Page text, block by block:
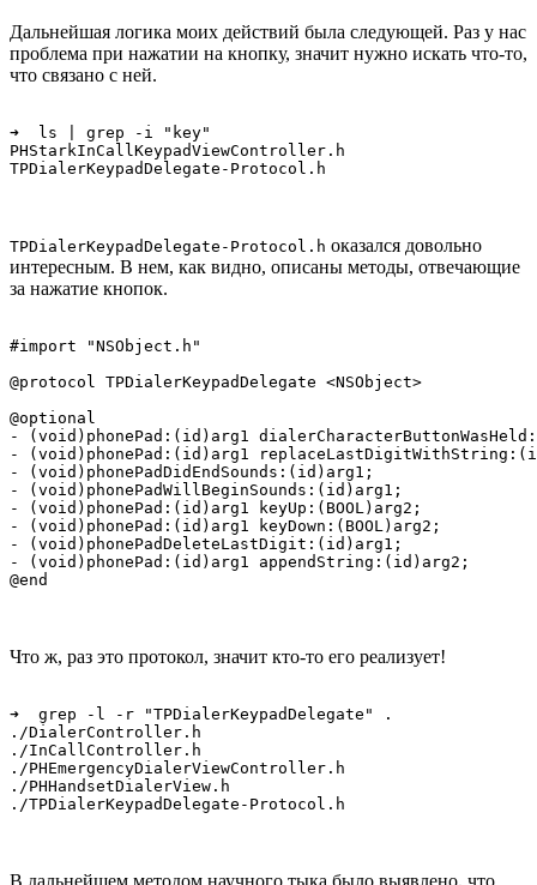
Дальнейшая логика моих действий была следующей. Раз у нас
проблема при нажатии на кнопку, значит нужно искать что-то,
что связано с ней.
➜  ls | grep -i "key"
PHStarkInCallKeypadViewController.h
TPDialerKeypadDelegate-Protocol.h оказался довольно
интересным. В нем, как видно, описаны методы, отвечающие
за нажатие кнопок.
#import "NSObject.h"
@protocol TPDialerKeypadDelegate <NSObject>
@optional
- (void)phonePad:(id)arg1
- (void)phonePad:(id)arg1
- (void)phonePadDidEndSounds:(id)arg1;
- (void)phonePadWillBeginSounds:(id)arg1;
- (void)phonePad:(id)arg1 keyUp:(BOOL)arg2;
- (void)phonePad:(id)arg1 keyDown:(BOOL)arg2;
- (void)phonePadDeleteLastDigit:(id)arg1;
- (void)phonePad:(id)arg1 appendString:(id)arg2;
Что ж, раз это протокол, значит кто-то его реализует!
➜  grep -l -r "TPDialerKeypadDelegate" .
./DialerController.h
./InCallController.h
./PHEmergencyDialerViewController.h
./PHHandsetDialerView.h
В дальнейшем методом научного тыка было выявлено, что